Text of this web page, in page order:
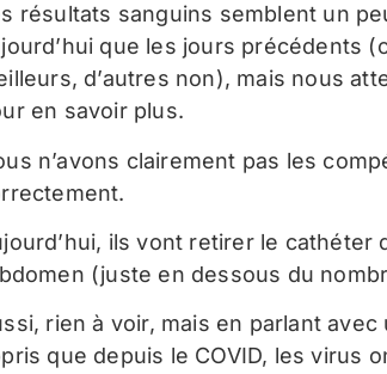
résultats sanguins semblent un
que les jours précédents
d’autres non), mais nous
en savoir plus.
n’avons clairement pas les
ils vont retirer le cathéter
(juste en dessous du
rien à voir, mais en parlant
que depuis le COVID, les virus